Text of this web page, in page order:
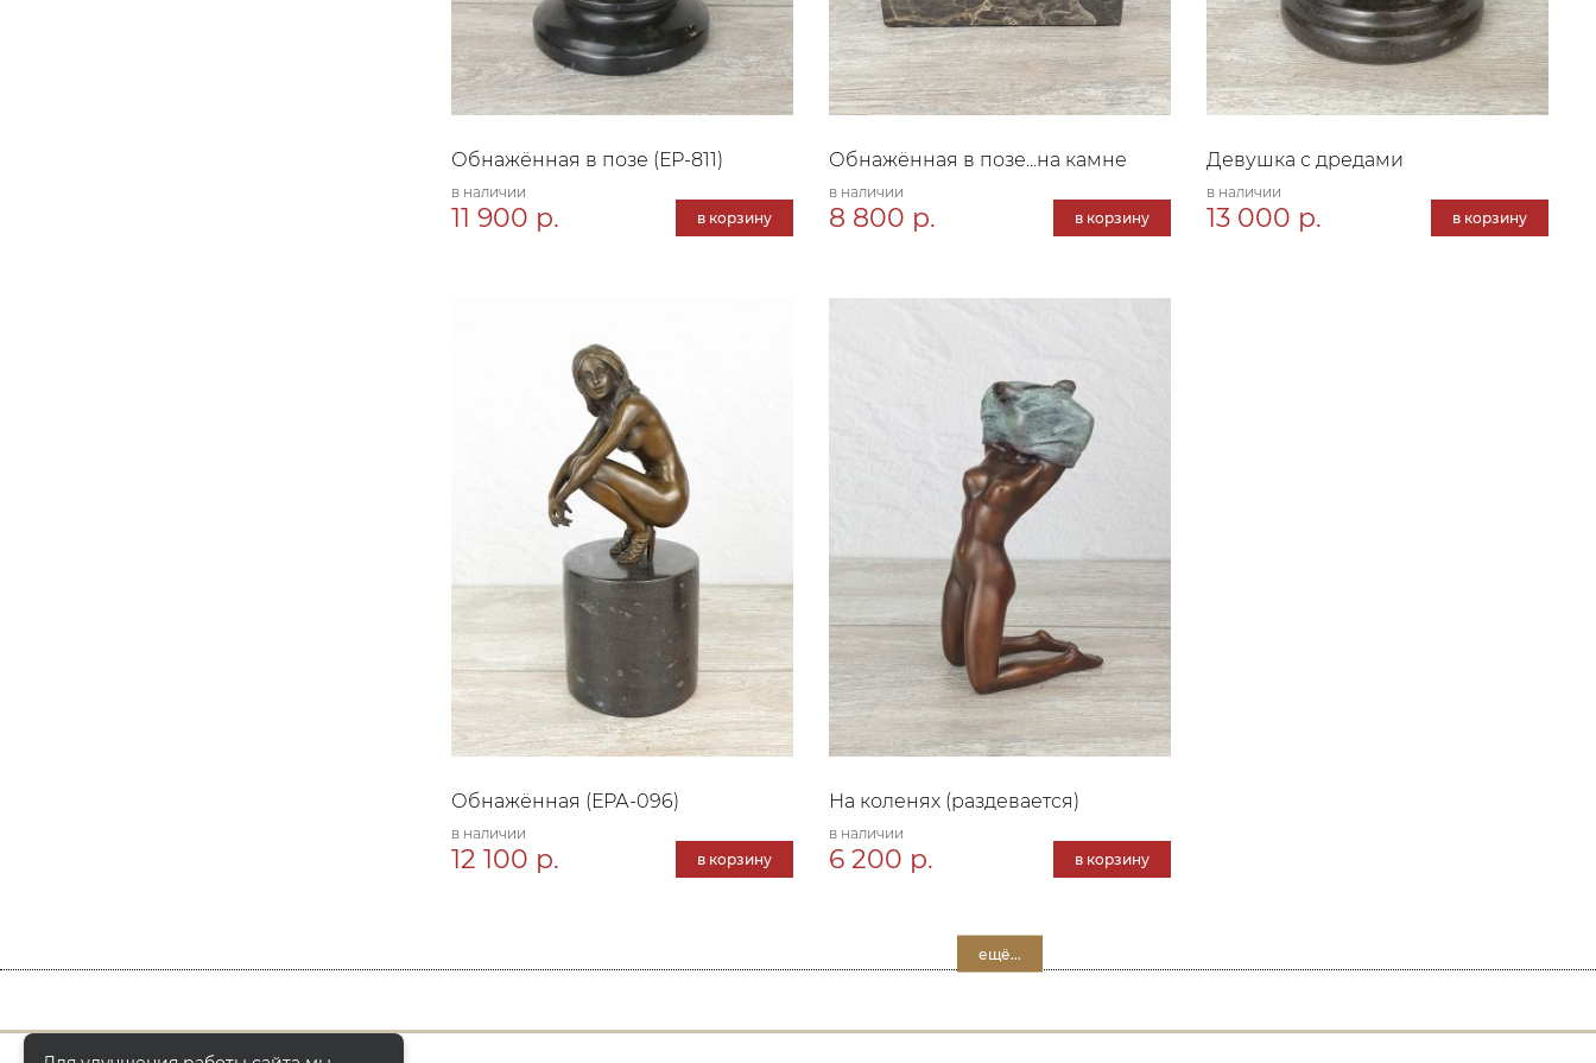
Обнажённая в позе (ЕР-811)
в наличии
11 900 р. в корзину
Обнажённая в позе...на камне
в наличии
8 800 р. в корзину
Девушка с дредами
в наличии
13 000 р. в корзину
Обнажённая (ЕРА-096)
в наличии
12 100 р. в корзину
На коленях (раздевается)
в наличии
6 200 р. в корзину
ещё...